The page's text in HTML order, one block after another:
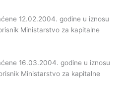
12.02.2004. godine u iznosu
Ministarstvo za kapitalne
16.03.2004. godine u iznosu
Ministarstvo za kapitalne